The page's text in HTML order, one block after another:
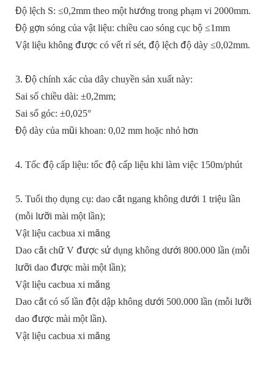
Độ lệch S: ≤0,2mm theo một hướng trong phạm vi 2000mm.
Độ gợn sóng của vật liệu: chiều cao sóng cục bộ ≤1mm
Vật liệu không được có vết rỉ sét, độ lệch độ dày ≤0,02mm.
3. Độ chính xác của dây chuyền sản xuất này:
Sai số chiều dài: ±0,2mm;
Sai số góc: ±0,025°
Độ dày của mũi khoan: 0,02 mm hoặc nhỏ hơn
4. Tốc độ cấp liệu: tốc độ cấp liệu khi làm việc 150m/phút
5. Tuổi thọ dụng cụ: dao cắt ngang không dưới 1 triệu lần
(mỗi lưỡi mài một lần);
Vật liệu cacbua xi măng
Dao cắt chữ V được sử dụng không dưới 800.000 lần (mỗi
lưỡi dao được mài một lần);
Vật liệu cacbua xi măng
Dao cắt có số lần đột dập không dưới 500.000 lần (mỗi lưỡi
dao được mài một lần).
Vật liệu cacbua xi măng